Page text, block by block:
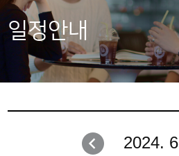
일정안내
2024. 6